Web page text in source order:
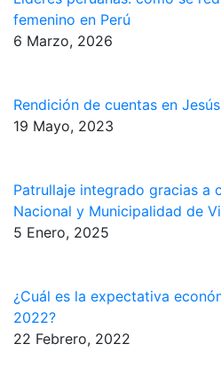
femenino en Perú
6 Marzo, 2026
Rendición de cuentas en
19 Mayo, 2023
Patrullaje integrado gracias a
Nacional y Municipalidad de
5 Enero, 2025
¿Cuál es la expectativa
2022?
22 Febrero, 2022